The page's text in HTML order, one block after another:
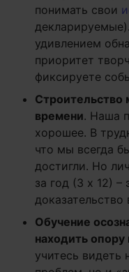
понимать свои
удивлением
приоритет
фиксируете
Строительство
времени. Наша
хорошее. В
что мы всегда
достигли. Но
за год (3 х 12) –
Обучение
находить
учитесь видеть